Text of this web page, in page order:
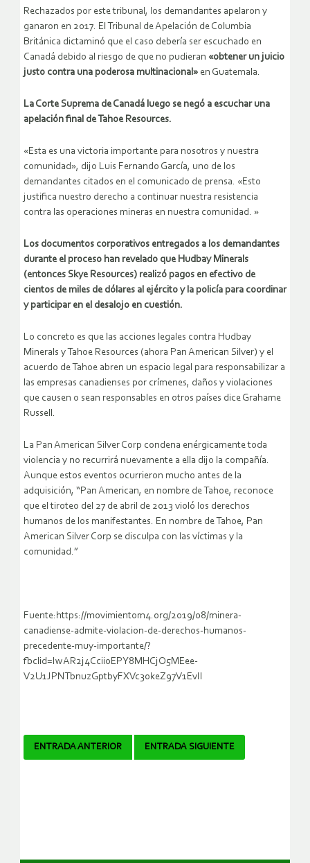
Rechazados por este tribunal, los demandantes apelaron y
ganaron en 2017. El Tribunal de Apelación de Columbia
Británica dictaminó que el caso debería ser escuchado en
Canadá debido al riesgo de que no pudieran «obtener un juicio
justo contra una poderosa multinacional» en Guatemala.
La Corte Suprema de Canadá luego se negó a escuchar una
apelación final de Tahoe Resources.
«Esta es una victoria importante para nosotros y nuestra
comunidad», dijo Luis Fernando García, uno de los
demandantes citados en el comunicado de prensa. «Esto
justifica nuestro derecho a continuar nuestra resistencia
contra las operaciones mineras en nuestra comunidad. »
Los documentos corporativos entregados a los demandantes
durante el proceso han revelado que Hudbay Minerals
(entonces Skye Resources) realizó pagos en efectivo de
cientos de miles de dólares al ejército y la policía para coordinar
y participar en el desalojo en cuestión.
Lo concreto es que las acciones legales contra Hudbay
Minerals y Tahoe Resources (ahora Pan American Silver) y el
acuerdo de Tahoe abren un espacio legal para responsabilizar a
las empresas canadienses por crímenes, daños y violaciones
que causen o sean responsables en otros países dice Grahame
Russell.
La Pan American Silver Corp condena enérgicamente toda
violencia y no recurrirá nuevamente a ella dijo la compañía.
Aunque estos eventos ocurrieron mucho antes de la
adquisición, “Pan American, en nombre de Tahoe, reconoce
que el tiroteo del 27 de abril de 2013 violó los derechos
humanos de los manifestantes. En nombre de Tahoe, Pan
American Silver Corp se disculpa con las víctimas y la
comunidad.”
Fuente:https://movimientom4.org/2019/08/minera-
canadiense-admite-violacion-de-derechos-humanos-
precedente-muy-importante/?
fbclid=IwAR2j4CciioEPY8MHCjO5MEee-
V2U1JPNTbnuzGptbyFXVc3okeZ97V1EvII
Navegador
ENTRADA ANTERIOR ENTRADA SIGUIENTE